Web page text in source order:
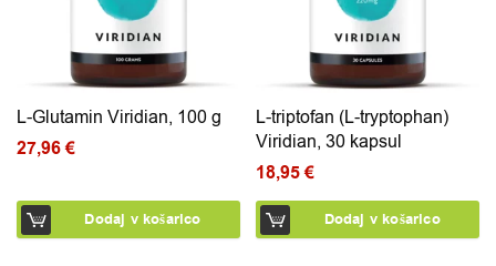
L-Glutamin Viridian, 100 g
27,96€
Dodaj v košarico
L-triptofan (L-tryptophan)
Viridian, 30 kapsul
18,95€
Dodaj v košarico